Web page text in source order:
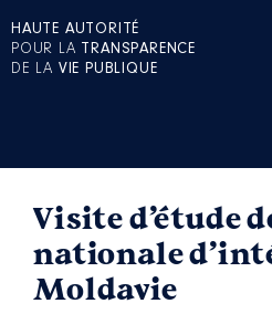
HAUTE AUTORITÉ
POUR LA TRANSPARENCE
DE LA VIE PUBLIQUE
Visite d’étude
nationale
Moldavie